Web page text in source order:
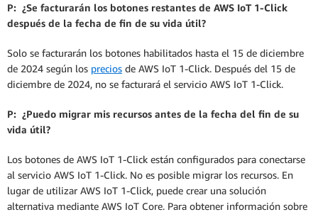
P: ¿Se facturarán los botones restantes de AWS IoT 1-Click
después de la fecha de fin de su vida útil?
Solo se facturarán los botones habilitados hasta el 15 de diciembre
de 2024 según los precios de AWS IoT 1-Click. Después del 15 de
diciembre de 2024, no se facturará el servicio AWS IoT 1-Click.
P: ¿Puedo migrar mis recursos antes de la fecha del fin de su
vida útil?
Los botones de AWS IoT 1-Click están configurados para conectarse
al servicio AWS IoT 1-Click. No es posible migrar los recursos. En
lugar de utilizar AWS IoT 1-Click, puede crear una solución
alternativa mediante AWS IoT Core. Para obtener información sobre